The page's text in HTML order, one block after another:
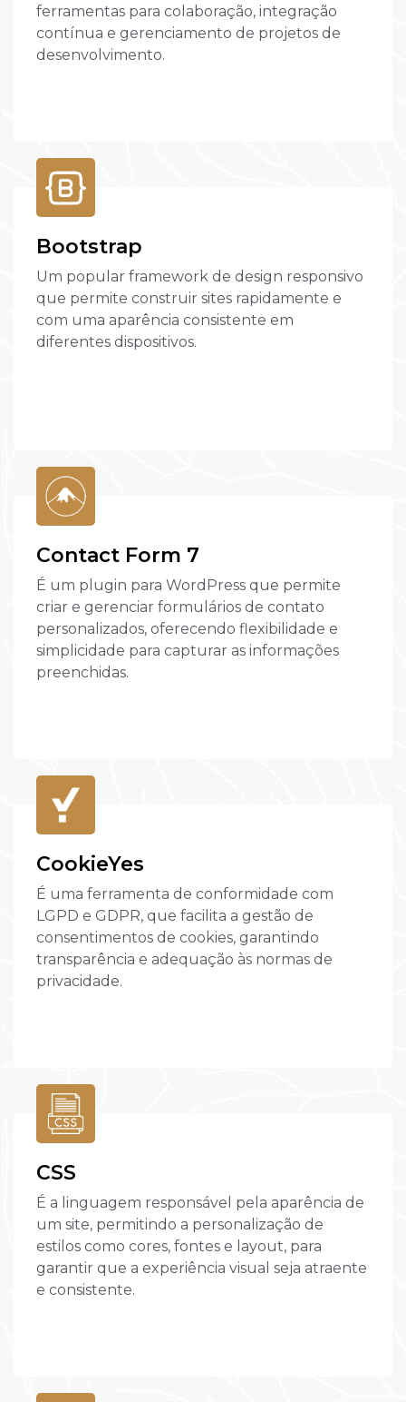
ferramentas para colaboração, integração
contínua e gerenciamento de projetos de
desenvolvimento.
Bootstrap
Um popular framework de design responsivo
que permite construir sites rapidamente e
com uma aparência consistente em
diferentes dispositivos.
Contact Form 7
É um plugin para WordPress que permite
criar e gerenciar formulários de contato
personalizados, oferecendo flexibilidade e
simplicidade para capturar as informações
preenchidas.
CookieYes
É uma ferramenta de conformidade com
LGPD e GDPR, que facilita a gestão de
consentimentos de cookies, garantindo
transparência e adequação às normas de
privacidade.
CSS
É a linguagem responsável pela aparência de
um site, permitindo a personalização de
estilos como cores, fontes e layout, para
garantir que a experiência visual seja atraente
e consistente.